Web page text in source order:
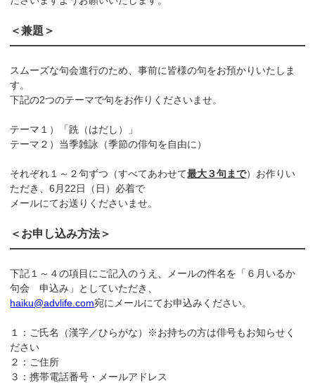
＜兼題＞
スムーズな句会進行のため、事前に皆様の句をお預かりいたしま
す。
下記の2つのテーマで句をお作りくださいませ。
テーマ１）「跣（はだし）」
テーマ２）当季雑詠（季節の俳句を自由に）
それぞれ１～２句ずつ（すべてあわせて最大３句まで）お作りい
ただき、6月22日（日）必着で
メールにてお送りくださいませ。
＜お申し込み方法＞
下記１～４の項目にご記入のうえ、メールの件名を「６月いるか
句会 申込み」としていただき、
haiku@advlife.com宛にメールにてお申込みください。
１：ご氏名（漢字／ひらがな）※お持ちの方は俳号もお知らせく
ださい
２：ご住所
３：携帯電話番号・メールアドレス